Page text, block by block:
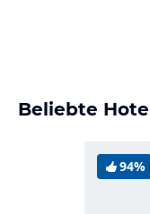
Beliebte
94%